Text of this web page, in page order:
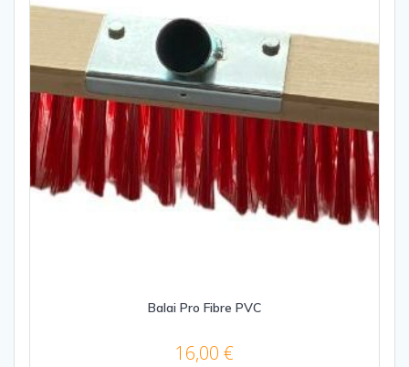
Balai Pro Fibre PVC
16,00 €